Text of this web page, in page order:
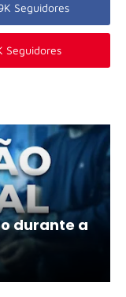
Seguidores
Seguidores
durante a